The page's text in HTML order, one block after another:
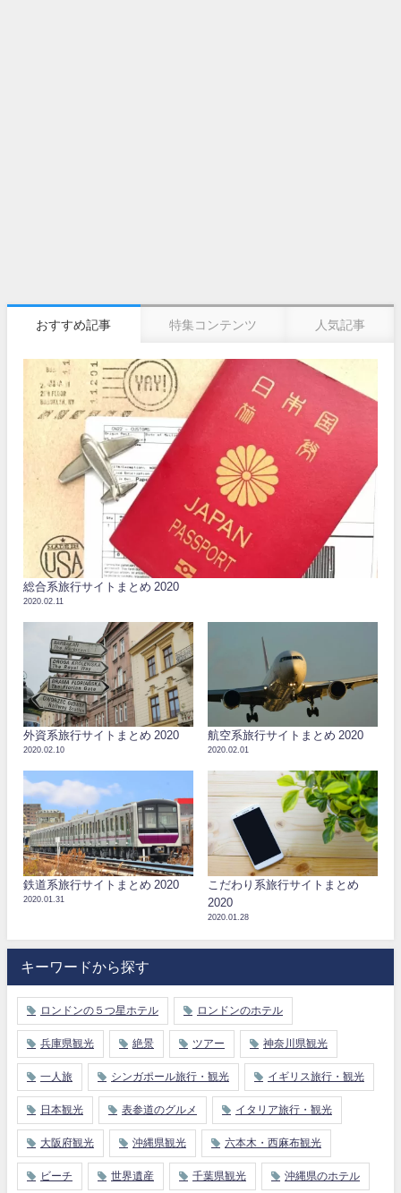
おすすめ記事 特集コンテンツ 人気記事
総合系旅行サイトまとめ 2020
2020.02.11
外資系旅行サイトまとめ 2020
2020.02.10
航空系旅行サイトまとめ 2020
2020.02.01
鉄道系旅行サイトまとめ 2020
2020.01.31
こだわり系旅行サイトまとめ
2020
2020.01.28
キーワードから探す
ロンドンの５つ星ホテル ロンドンのホテル
兵庫県観光 絶景 ツアー 神奈川県観光
一人旅 シンガポール旅行・観光 イギリス旅行・観光
日本観光 表参道のグルメ イタリア旅行・観光
大阪府観光 沖縄県観光 六本木・西麻布観光
ビーチ 世界遺産 千葉県観光 沖縄県のホテル